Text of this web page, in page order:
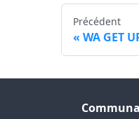
Précédent
WA GET